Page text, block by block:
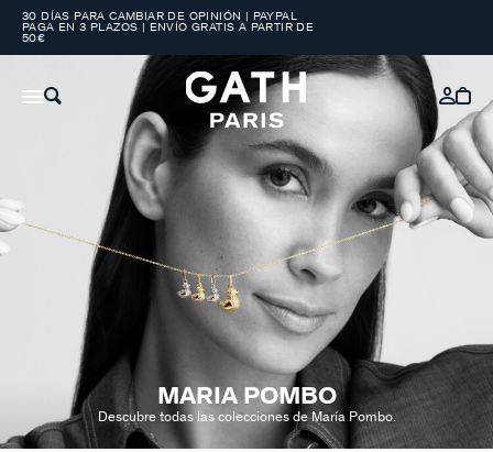
30 DÍAS PARA CAMBIAR DE OPINIÓN | PAYPAL
PAGA EN 3 PLAZOS | ENVÍO GRATIS A PARTIR DE
50€
MARIA POMBO
Descubre todas las colecciones de María Pombo.